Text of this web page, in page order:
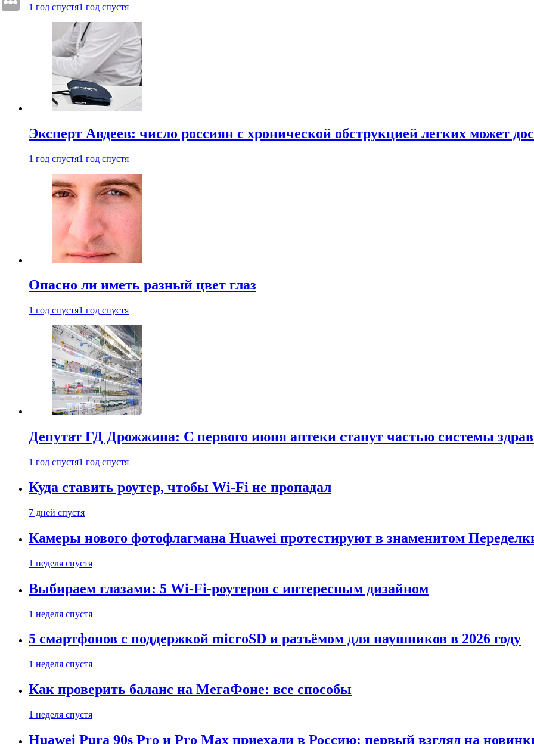
1 год спустя1 год спустя
Эксперт Авдеев: число россиян с хронической обструкцией легких может
1 год спустя1 год спустя
Опасно ли иметь разный цвет глаз
1 год спустя1 год спустя
Депутат ГД Дрожжина: С первого июня аптеки станут частью системы
1 год спустя1 год спустя
Куда ставить роутер, чтобы Wi-Fi не пропадал
7 дней спустя
Камеры нового фотофлагмана Huawei протестируют в знаменитом
1 неделя спустя
Выбираем глазами: 5 Wi-Fi-роутеров с интересным дизайном
1 неделя спустя
5 смартфонов с поддержкой microSD и разъёмом для наушников в 2026 году
1 неделя спустя
Как проверить баланс на МегаФоне: все способы
1 неделя спустя
Huawei Pura 90s Pro и Pro Max приехали в Россию: первый взгляд на